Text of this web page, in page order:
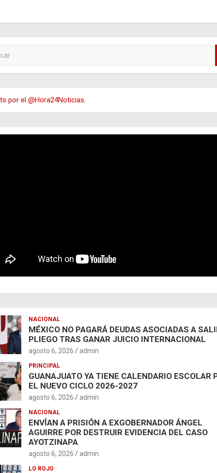
por el @Hora24Noticias.
NACIONAL
MÉXICO NO PAGARÁ DEUDAS ASOCIADAS A
PLIEGO TRAS GANAR JUICIO INTERNACIONAL
agosto 6, 2026 admin
PRINCIPAL
GUANAJUATO YA TIENE CALENDARIO ESCOLAR
EL NUEVO CICLO 2026-2027
agosto 6, 2026 admin
NACIONAL
ENVÍAN A PRISIÓN A EXGOBERNADOR ÁNGEL
AGUIRRE POR DESTRUIR EVIDENCIA DEL CASO
AYOTZINAPA
agosto 6, 2026 admin
LO ROJO